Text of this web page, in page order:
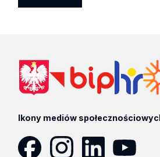
Ikony mediów